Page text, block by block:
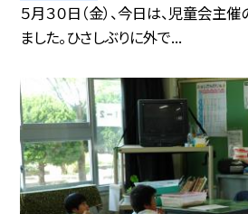
５月３０日（金）、今日は、児童会主
ました。ひさしぶりに外で...